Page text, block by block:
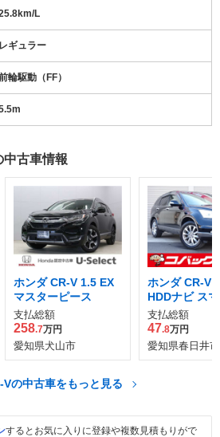
L
レギュラー
輪駆動（FF）
m
中古車情報
ホンダ CR-V 1.5 EX
マスターピース
支払総額
258.7万円
愛知県犬山市
ホンダ CR-V
HDDナビ ス
ディション
支払総額
47.8万円
愛知県春日井市
Vの中古車をもっと見る
するとお気に入りに登録や複数見積もりがで